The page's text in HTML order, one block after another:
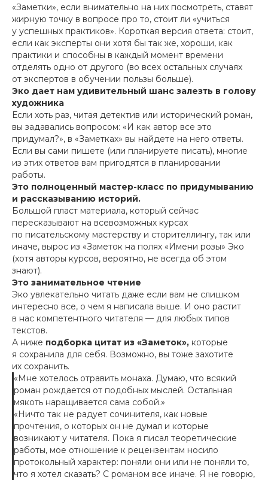
«Заметки», если внимательно на них посмотреть, ставят
жирную точку в вопросе про то, стоит ли «учиться
у успешных практиков». Короткая версия ответа: стоит,
если как эксперты они хотя бы так же, хороши, как
практики и способны в каждый момент времени
отделять одно от другого (во всех остальных случаях
от экспертов в обучении пользы больше).
Эко дает нам удивительный шанс залезть в голову
художника
Если хоть раз, читая детектив или исторический роман,
вы задавались вопросом: «И как автор все это
придумал?», в «Заметках» вы найдете на него ответы.
Если вы сами пишете (или планируете писать), многие
из этих ответов вам пригодятся в планировании
работы.
Это полноценный мастер-класс по придумыванию
и рассказыванию историй.
Большой пласт материала, который сейчас
пересказывают на всевозможных курсах
по писательскому мастерству и сторителлингу, так или
иначе, вырос из «Заметок на полях «Имени розы» Эко
(хотя авторы курсов, вероятно, не всегда об этом
знают).
Это занимательное чтение
Эко увлекательно читать даже если вам не слишком
интересно все, о чем я написала выше. И оно растит
в нас компетентного читателя — для любых типов
текстов.
А ниже подборка цитат из «Заметок», которые
я сохранила для себя. Возможно, вы тоже захотите
их сохранить.
«Мне хотелось отравить монаха. Думаю, что всякий
роман рождается от подобных мыслей. Остальная
мякоть наращивается сама собой.»
«Ничто так не радует сочинителя, как новые
прочтения, о которых он не думал и которые
возникают у читателя. Пока я писал теоретические
работы, мое отношение к рецензентам носило
протокольный характер: поняли они или не поняли то,
что я хотел сказать? С романом все иначе. Я не говорю,